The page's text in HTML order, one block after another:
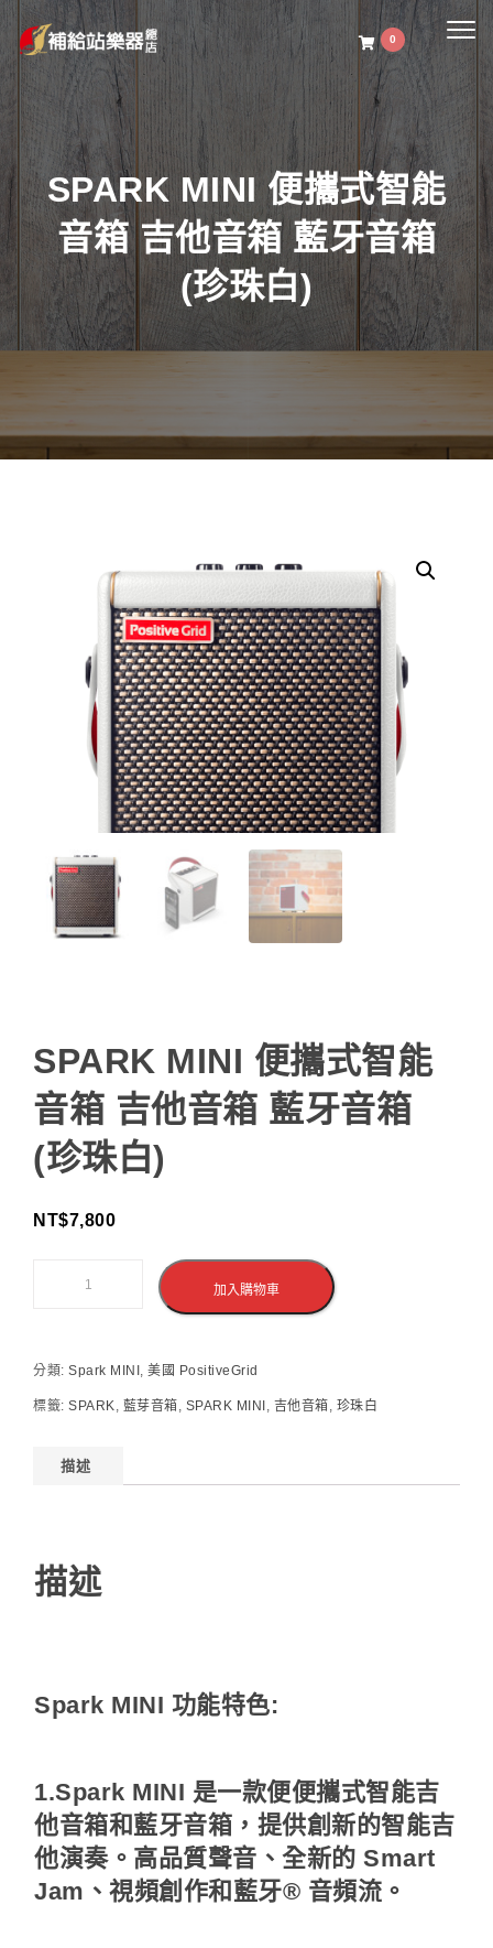
0
SPARK MINI 便攜式智能
音箱 吉他音箱 藍牙音箱
(珍珠白)
SPARK MINI 便攜式智能
音箱 吉他音箱 藍牙音箱
(珍珠白)
NT$7,800
加入購物車
分類: Spark MINI , 美國 PositiveGrid
標籤: SPARK, 藍芽音箱 , SPARK MINI , 吉他音箱 , 珍珠白
描述
描述
Spark MINI 功能特色:
1.Spark MINI 是一款便便攜式智能吉
他音箱和藍牙音箱，提供創新的智能吉
他演奏。高品質聲音、全新的 Smart
Jam、視頻創作和藍牙® 音頻流。